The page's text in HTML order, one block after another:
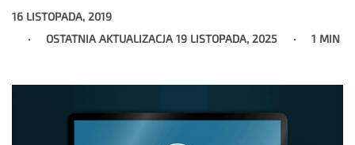
16 LISTOPADA, 2019
OSTATNIA AKTUALIZACJA19 LISTOPADA, 2025 1 MIN